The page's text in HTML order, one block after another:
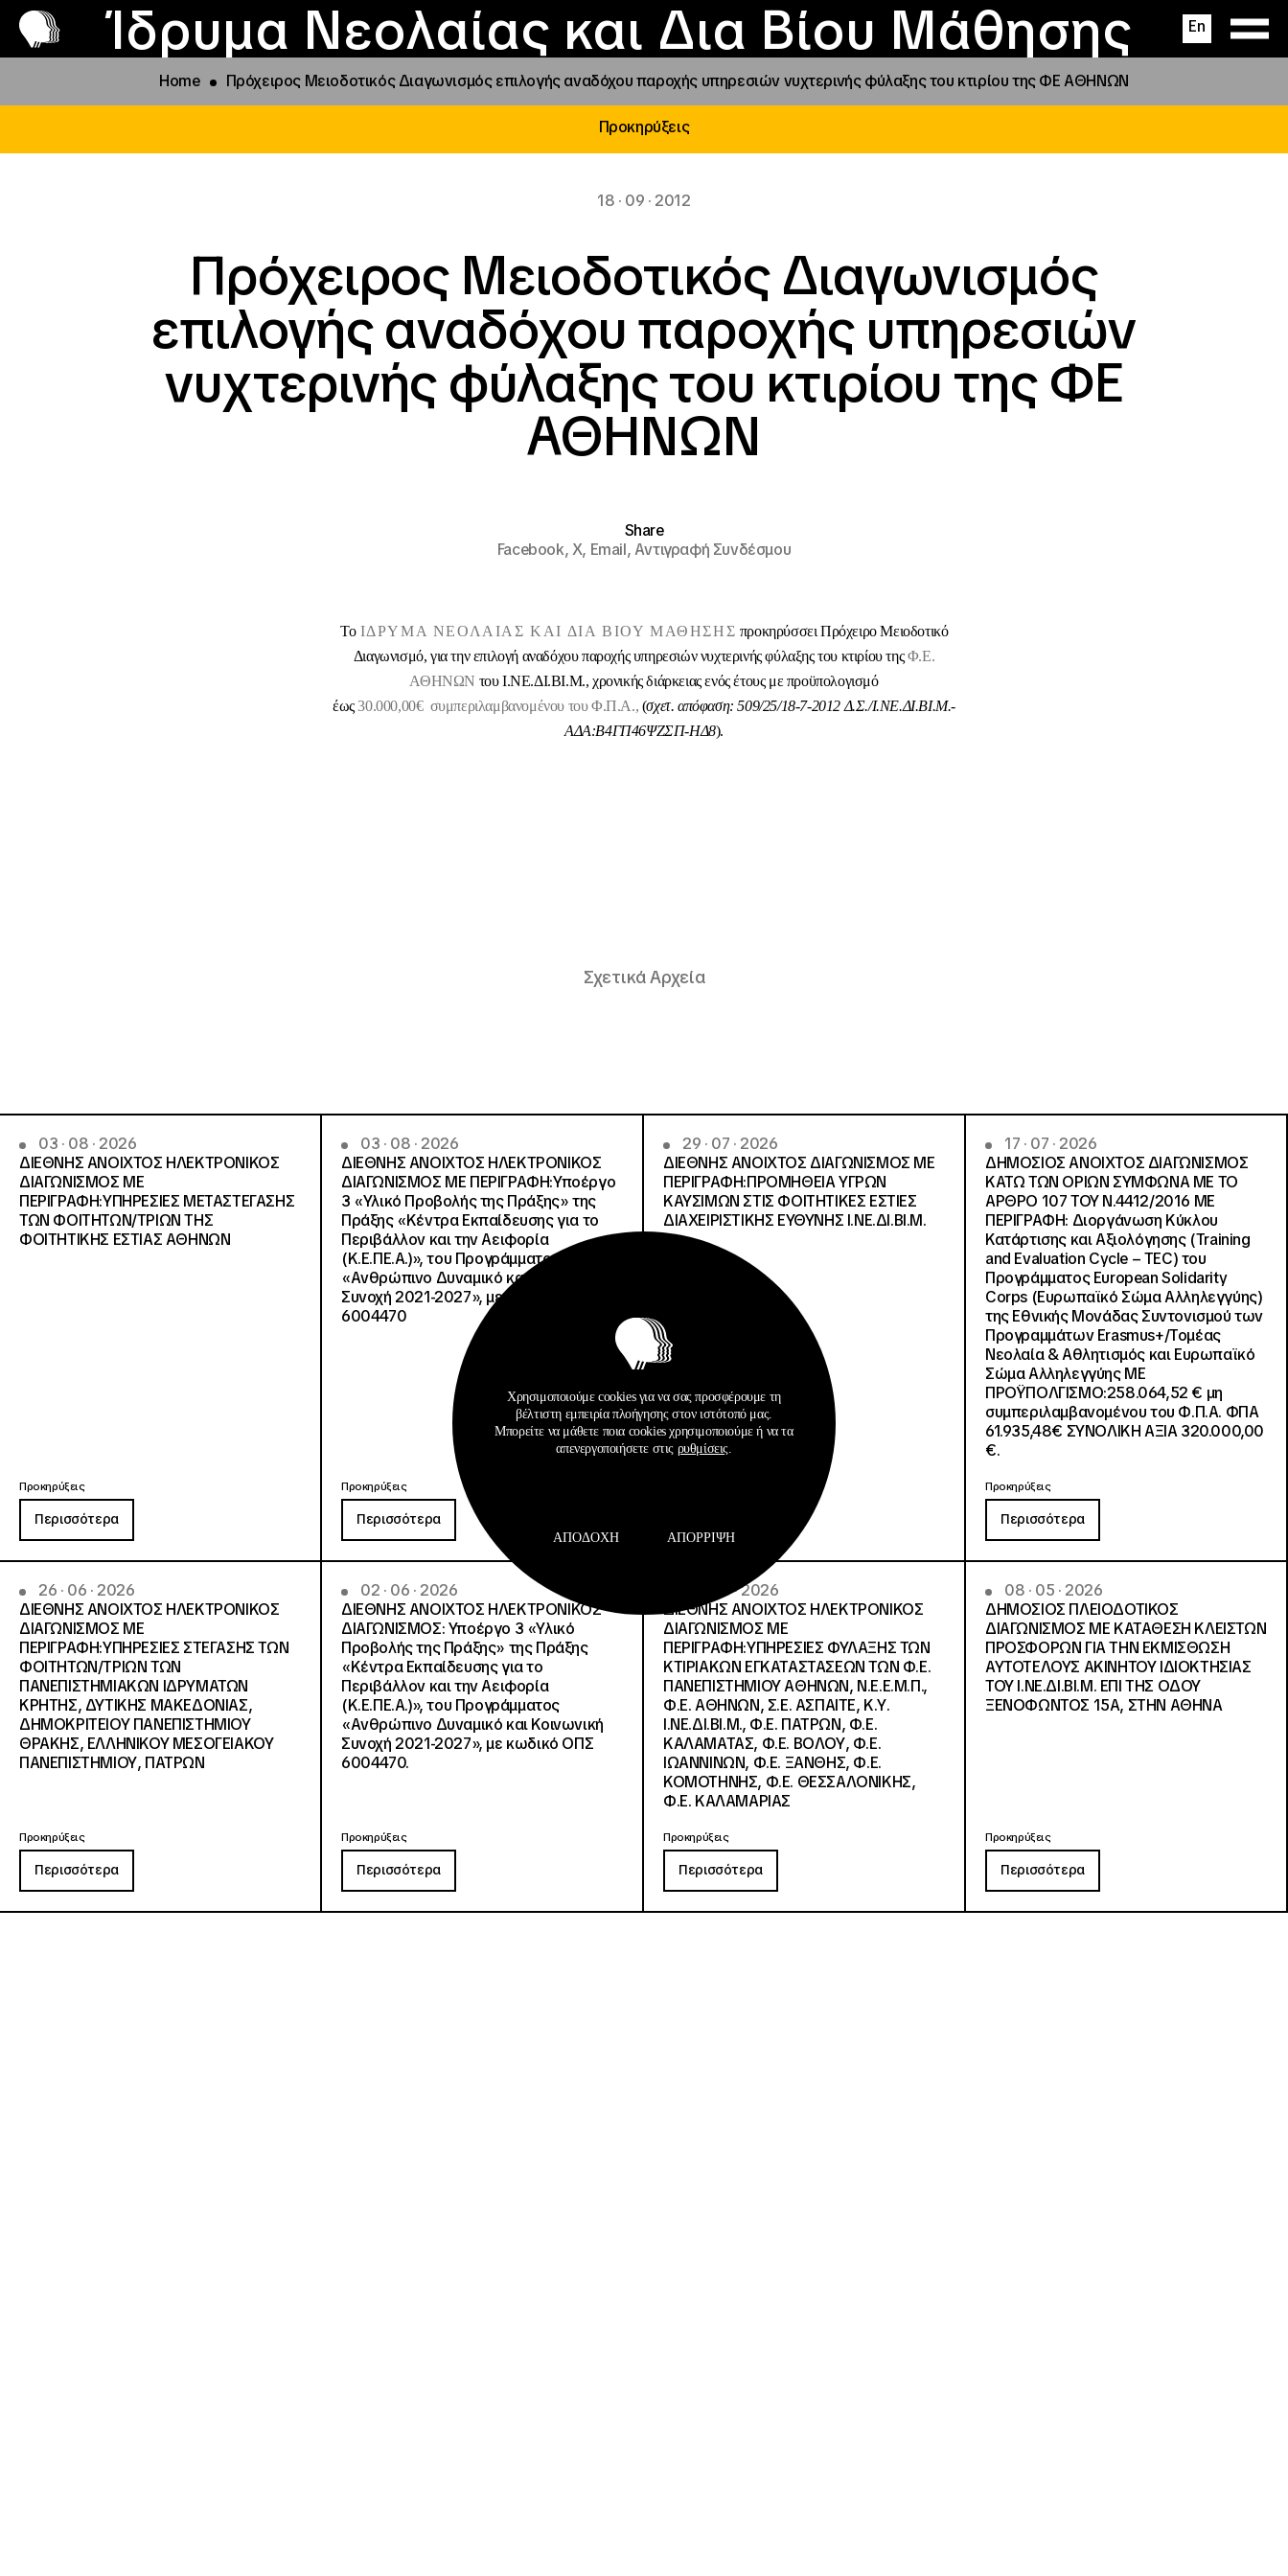
Ίδρυμα Νεολαίας και Δια Βίου Μάθησης En
Το ΙΝΕΔΙΒΙΜ
Προγράμματα και δράσεις
Φοιτητικές Εστίες
Παραχώρηση αιγίδας
Νέα
Επικοινωνία
Home Πρόχειρος Μειοδοτικός Διαγωνισμός επιλογής αναδόχου παροχής υπηρεσιών νυχτερινής φύλαξης του κτιρίου της ΦΕ ΑΘΗΝΩΝ
Προκηρύξεις
18 · 09 · 2012
Πρόχειρος Μειοδοτικός Διαγωνισμός
επιλογής αναδόχου παροχής υπηρεσιών
νυχτερινής φύλαξης του κτιρίου της ΦΕ
ΑΘΗΝΩΝ
Share
Facebook,X, Email,Αντιγραφή Συνδέσμου
Tο ΙΔΡΥΜΑ ΝΕΟΛΑΙΑΣ ΚΑΙ ΔΙΑ ΒΙΟΥ ΜΑΘΗΣΗΣ προκηρύσσει Πρόχειρο Μειοδοτικό
Διαγωνισμό, για την επιλογή αναδόχου παροχής υπηρεσιών νυχτερινής φύλαξης του κτιρίου τηςΦ.Ε.
ΑΘΗΝΩΝ του Ι.ΝΕ.ΔΙ.ΒΙ.Μ., χρονικής διάρκειας ενός έτους με προϋπολογισμό
έως30.000,00€ συμπεριλαμβανομένου του Φ.Π.Α., (σχετ. απόφαση: 509/25/18-7-2012 Δ.Σ./Ι.ΝΕ.ΔΙ.ΒΙ.Μ.-
ΑΔΑ:Β4ΓΠ46ΨΖΣΠ-ΗΔ8).
Σχετικά Αρχεία
03 · 08 · 2026
ΔΙΕΘΝΗΣ ΑΝΟΙΧΤΟΣ ΗΛΕΚΤΡΟΝΙΚΟΣ
ΔΙΑΓΩΝΙΣΜΟΣ ΜΕ
ΠΕΡΙΓΡΑΦΗ:ΥΠΗΡΕΣΙΕΣ METAΣΤΕΓΑΣΗΣ
ΤΩΝ ΦΟΙΤΗΤΩΝ/ΤΡΙΩΝ ΤΗΣ
ΦΟΙΤΗΤΙΚΗΣ ΕΣΤΙΑΣ ΑΘΗΝΩΝ
Προκηρύξεις
Περισσότερα
03 · 08 · 2026
ΔΙΕΘΝΗΣ ΑΝΟΙΧΤΟΣ ΗΛΕΚΤΡΟΝΙΚΟΣ
ΔΙΑΓΩΝΙΣΜΟΣ ΜΕ ΠΕΡΙΓΡΑΦΗ:Υποέργο
3 «Υλικό Προβολής της Πράξης» της
Πράξης «Κέντρα Εκπαίδευσης για το
Περιβάλλον και την Αειφορία
(Κ.Ε.ΠΕ.Α.)», του Προγράμματος
«Ανθρώπινο Δυναμικό και Κοινωνική
Συνοχή 2021-2027», με κωδικό ΟΠΣ
6004470
Προκηρύξεις
Περισσότερα
29 · 07 · 2026
ΔΙΕΘΝΗΣ ΑΝΟΙΧΤΟΣ ΔΙΑΓΩΝΙΣΜΟΣ ΜΕ
ΠΕΡΙΓΡΑΦΗ:ΠΡΟΜΗΘΕΙΑ ΥΓΡΩΝ
ΚΑΥΣΙΜΩΝ ΣΤΙΣ ΦΟΙΤΗΤΙΚΕΣ ΕΣΤΙΕΣ
ΔΙΑΧΕΙΡΙΣΤΙΚΗΣ ΕΥΘΥΝΗΣ Ι.ΝΕ.ΔΙ.ΒΙ.Μ.
17 · 07 · 2026
ΔΗΜΟΣΙΟΣ ΑΝΟΙΧΤΟΣ ΔΙΑΓΩΝΙΣΜΟΣ
ΚΑΤΩ ΤΩΝ ΟΡΙΩΝ ΣΥΜΦΩΝΑ ΜΕ ΤΟ
ΑΡΘΡΟ 107 ΤΟΥ Ν.4412/2016 ΜΕ
ΠΕΡΙΓΡΑΦΗ: Διοργάνωση Κύκλου
Κατάρτισης και Αξιολόγησης (Training
and Evaluation Cycle – TEC) του
Προγράμματος European Solidarity
Corps (Ευρωπαϊκό Σώμα Αλληλεγγύης)
της Εθνικής Μονάδας Συντονισμού των
Προγραμμάτων Erasmus+/Τομέας
Νεολαία & Αθλητισμός και Ευρωπαϊκό
Σώμα Αλληλεγγύης ΜΕ
ΠΡΟΫΠΟΛΓΙΣΜΟ:258.064,52 € μη
συμπεριλαμβανομένου του Φ.Π.Α. ΦΠΑ
61.935,48€ ΣΥΝΟΛΙΚΗ ΑΞΙΑ 320.000,00
€.
Προκηρύξεις
Περισσότερα
26 · 06 · 2026
ΔΙΕΘΝΗΣ ΑΝΟΙΧΤΟΣ ΗΛΕΚΤΡΟΝΙΚΟΣ
ΔΙΑΓΩΝΙΣΜΟΣ ΜΕ
ΠΕΡΙΓΡΑΦΗ:ΥΠΗΡΕΣΙΕΣ ΣΤΕΓΑΣΗΣ ΤΩΝ
ΦΟΙΤΗΤΩΝ/ΤΡΙΩΝ ΤΩΝ
ΠΑΝΕΠΙΣΤΗΜΙΑΚΩΝ ΙΔΡΥΜΑΤΩΝ
KΡΗΤΗΣ, ΔΥΤΙΚΗΣ ΜΑΚΕΔΟΝΙΑΣ,
ΔΗΜΟΚΡΙΤΕΙΟΥ ΠΑΝΕΠΙΣΤΗΜΙΟΥ
ΘΡΑΚΗΣ, ΕΛΛΗΝΙΚΟΥ ΜΕΣΟΓΕΙΑΚΟΥ
ΠΑΝΕΠΙΣΤΗΜΙΟΥ, ΠΑΤΡΩΝ
Προκηρύξεις
Περισσότερα
02 · 06 · 2026
ΔΙΕΘΝΗΣ ΑΝΟΙΧΤΟΣ ΗΛΕΚΤΡΟΝΙΚΟΣ
ΔΙΑΓΩΝΙΣΜΟΣ: Υποέργο 3 «Υλικό
Προβολής της Πράξης» της Πράξης
«Κέντρα Εκπαίδευσης για το
Περιβάλλον και την Αειφορία
(Κ.Ε.ΠΕ.Α.)», του Προγράμματος
«Ανθρώπινο Δυναμικό και Κοινωνική
Συνοχή 2021-2027», με κωδικό ΟΠΣ
6004470.
Προκηρύξεις
Περισσότερα
26 · 05 · 2026
ΔΙΕΘΝΗΣ ΑΝΟΙΧΤΟΣ ΗΛΕΚΤΡΟΝΙΚΟΣ
ΔΙΑΓΩΝΙΣΜΟΣ ΜΕ
ΠΕΡΙΓΡΑΦΗ:ΥΠΗΡΕΣΙΕΣ ΦΥΛΑΞΗΣ ΤΩΝ
ΚΤΙΡΙΑΚΩΝ ΕΓΚΑΤΑΣΤΑΣΕΩΝ ΤΩΝ Φ.Ε.
ΠΑΝΕΠΙΣΤΗΜΙΟΥ ΑΘΗΝΩΝ, Ν.Ε.Ε.Μ.Π.,
Φ.Ε. ΑΘΗΝΩΝ, Σ.Ε. ΑΣΠΑΙΤΕ, Κ.Υ.
Ι.ΝΕ.ΔΙ.ΒΙ.Μ., Φ.Ε. ΠΑΤΡΩΝ, Φ.Ε.
ΚΑΛΑΜΑΤΑΣ, Φ.Ε. ΒΟΛΟΥ, Φ.Ε.
ΙΩΑΝΝΙΝΩΝ, Φ.Ε. ΞΑΝΘΗΣ, Φ.Ε.
ΚΟΜΟΤΗΝΗΣ, Φ.Ε. ΘΕΣΣΑΛΟΝΙΚΗΣ,
Φ.Ε. ΚΑΛΑΜΑΡΙΑΣ
Προκηρύξεις
Περισσότερα
08 · 05 · 2026
ΔΗΜΟΣΙΟΣ ΠΛΕΙΟΔΟΤΙΚΟΣ
ΔΙΑΓΩΝΙΣΜΟΣ ΜΕ ΚΑΤΑΘΕΣΗ ΚΛΕΙΣΤΩΝ
ΠΡΟΣΦΟΡΩΝ ΓΙΑ ΤΗΝ ΕΚΜΙΣΘΩΣΗ
ΑΥΤΟΤΕΛΟΥΣ ΑΚΙΝΗΤΟΥ ΙΔΙΟΚΤΗΣΙΑΣ
ΤΟΥ Ι.ΝΕ.ΔΙ.ΒΙ.Μ. ΕΠΙ ΤΗΣ ΟΔΟΥ
ΞΕΝΟΦΩΝΤΟΣ 15Α, ΣΤΗΝ ΑΘΗΝΑ
Προκηρύξεις
Περισσότερα
Χρησιμοποιούμε cookies για να σας προσφέρουμε τη
βέλτιστη εμπειρία πλοήγησης στον ιστότοπό μας.
Μπορείτε να μάθετε ποια cookies χρησιμοποιούμε ή να τα
απενεργοποιήσετε στις ρυθμίσεις
ΑΠΟΔΟΧΉ ΑΠΌΡΡΙΨΗ